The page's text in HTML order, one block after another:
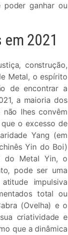
poder ganhar ou
2021
construção,
Metal, o espírito
de encontrar a
a maioria dos
lhes convêm
o excesso de
Yang (em
Yin do Boi)
do Metal Yin, o
pode ser uma
impulsiva
total ou
(Ovelha) e o
criatividade e
que a dinâmica